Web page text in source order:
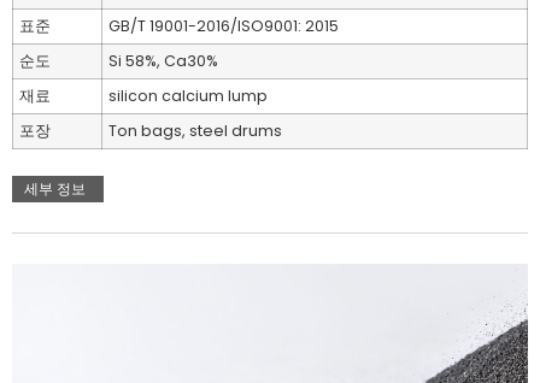
표준
GB/T 19001-2016/ISO9001: 2015
순도
Si 58%, Ca30%
재료
silicon calcium lump
포장
Ton bags, steel drums
세부 정보